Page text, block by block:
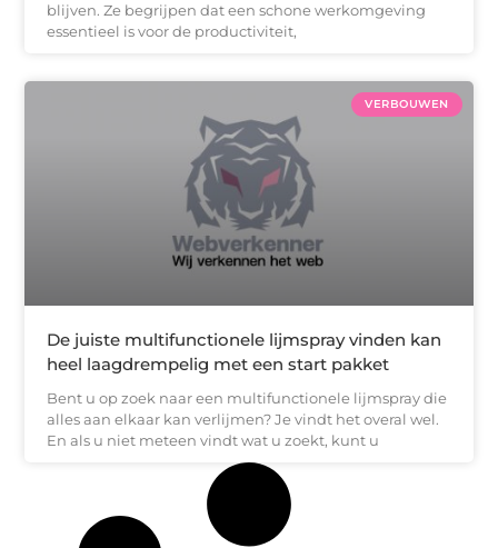
blijven. Ze begrijpen dat een schone werkomgeving
essentieel is voor de productiviteit,
VERBOUWEN
De juiste multifunctionele lijmspray vinden kan
heel laagdrempelig met een start pakket
Bent u op zoek naar een multifunctionele lijmspray die
alles aan elkaar kan verlijmen? Je vindt het overal wel.
En als u niet meteen vindt wat u zoekt, kunt u